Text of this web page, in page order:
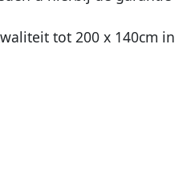
tot 200 x 140cm in